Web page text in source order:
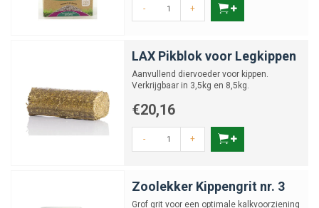
- +
LAX Pikblok voor Legkippen
Aanvullend diervoeder voor kippen.
Verkrijgbaar in 3,5kg en 8,5kg.
€20,16
- +
Zoolekker Kippengrit nr. 3
Grof grit voor een optimale kalkvoorziening